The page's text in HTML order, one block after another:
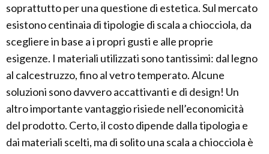
soprattutto per una questione di estetica. Sul mercato
esistono centinaia di tipologie di scala a chiocciola, da
scegliere in base a i propri gusti e alle proprie
esigenze. I materiali utilizzati sono tantissimi: dal legno
al calcestruzzo, fino al vetro temperato. Alcune
soluzioni sono davvero accattivanti e di design! Un
altro importante vantaggio risiede nell’economicità
del prodotto. Certo, il costo dipende dalla tipologia e
dai materiali scelti, ma di solito una scala a chiocciola è